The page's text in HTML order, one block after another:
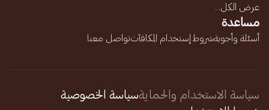
عرض الكل...
مساعدة
أسئلة وأجوبةشروط إستخدام المكافآتتواصل معنا
سياسة الاستخدام والحمايةسياسة الخصوصية